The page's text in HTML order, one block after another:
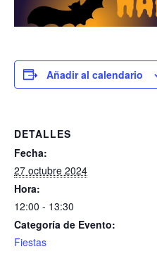
Añadir al calendario
DETALLES
Fecha:
27 octubre 2024
Hora:
12:00 - 13:30
Categoría de Evento:
Fiestas